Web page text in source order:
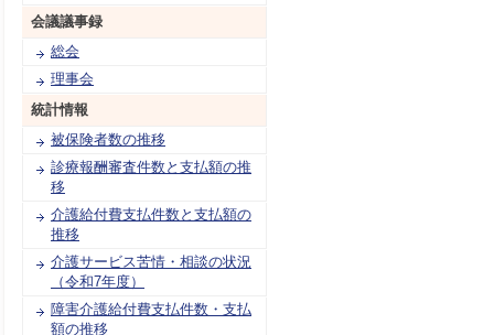
会議議事録
総会
理事会
統計情報
被保険者数の推移
診療報酬審査件数と支払額の推
移
介護給付費支払件数と支払額の
推移
介護サービス苦情・相談の状況
（令和7年度）
障害介護給付費支払件数・支払
額の推移